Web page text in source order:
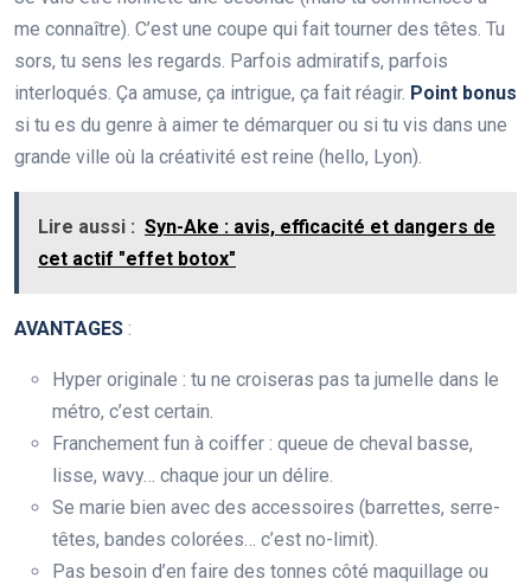
me connaître). C’est une coupe qui fait tourner des têtes. Tu
sors, tu sens les regards. Parfois admiratifs, parfois
interloqués. Ça amuse, ça intrigue, ça fait réagir. Point bonus
si tu es du genre à aimer te démarquer ou si tu vis dans une
grande ville où la créativité est reine (hello, Lyon).
Lire aussi : Syn-Ake : avis, efficacité et dangers de
cet actif "effet botox"
AVANTAGES :
Hyper originale : tu ne croiseras pas ta jumelle dans le
métro, c’est certain.
Franchement fun à coiffer : queue de cheval basse,
lisse, wavy… chaque jour un délire.
Se marie bien avec des accessoires (barrettes, serre-
têtes, bandes colorées… c’est no-limit).
Pas besoin d’en faire des tonnes côté maquillage ou